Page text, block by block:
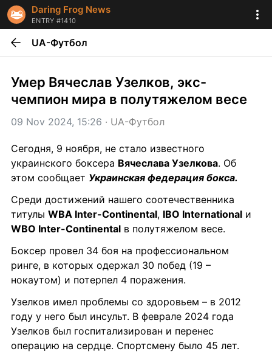
Daring Frog News
ENTRY #1410
UA-Футбол
Умер Вячеслав Узелков, экс-
чемпион мира в полутяжелом весе
09 Nov 2024, 15:26 · UA-Футбол
Сегодня, 9 ноября, не стало известного
украинского боксера Вячеслава Узелкова. Об
этом сообщает Украинская федерация бокса.
Среди достижений нашего соотечественника
титулы WBA Inter-Continental, IBO International
WBO Inter-Continental в полутяжелом весе.
Боксер провел 34 боя на профессиональном
ринге, в которых одержал 30 побед (19 –
нокаутом) и потерпел 4 поражения.
Узелков имел проблемы со здоровьем – в 2012
году у него был инсульт. В феврале 2024 года
Узелков был госпитализирован и перенес
операцию на сердце. Спортсмену было 45 лет.